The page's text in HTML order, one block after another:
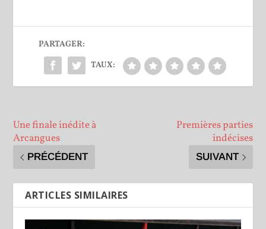
PARTAGER:
TAUX:
Une finale inédite à
Arcangues
PRÉCÉDENT
Premières parties
indécises
SUIVANT
ARTICLES SIMILAIRES